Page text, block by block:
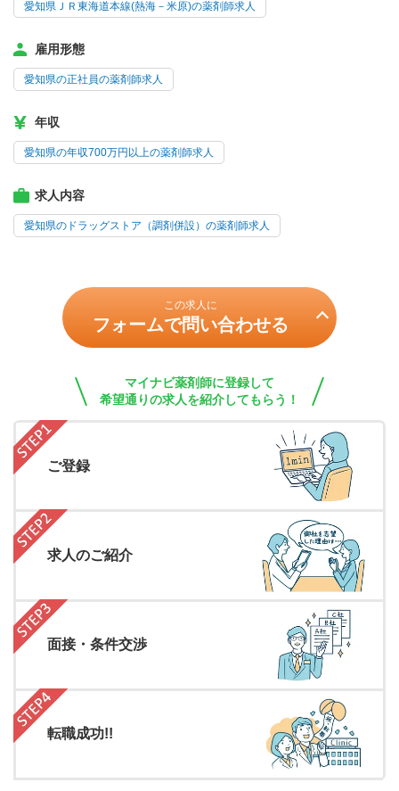
愛知県ＪＲ東海道本線(熱海－米原)の薬剤師求人
雇用形態
愛知県の正社員の薬剤師求人
年収
愛知県の年収700万円以上の薬剤師求人
求人内容
愛知県のドラッグストア（調剤併設）の薬剤師求人
この求人に
フォームで問い合わせる
マイナビ薬剤師に登録して
希望通りの求人を紹介してもらう！
ご登録
求人のご紹介
面接・条件交渉
転職成功!!